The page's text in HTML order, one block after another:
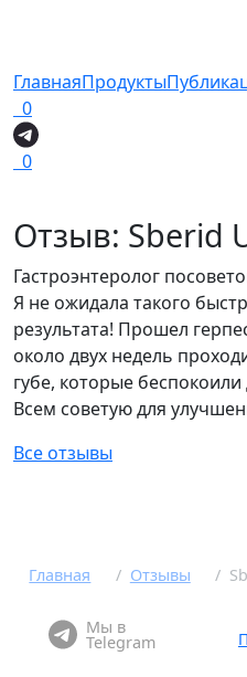
ГлавнаяПродукты
0
0
Отзыв: ​Sberid
Гастроэнтеролог
Я не ожидала такого
результата! Прошел
около двух недель
губе, которые
Всем советую для
Все отзывы
Главная Отзывы
Мы в
Telegram